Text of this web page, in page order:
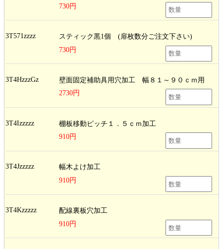
730円
3T571zzzz スティック黒1個
(扉枚数分ご注文下さい)
730円
3T4HzzzGz
壁面固定補助具用穴加工 幅８１～９０ｃｍ用
2730円
3T4Izzzzz
棚板移動ピッチ１．５ｃｍ加工
910円
3T4Jzzzzz
幅木よけ加工
910円
3T4Kzzzzz
配線裏板穴加工
910円